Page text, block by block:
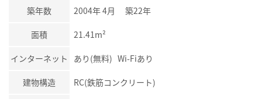
築年数 2004年 4月 築22年
面積 21.41m²
インターネット あり(無料) Wi-Fiあり
建物構造 RC(鉄筋コンクリート)